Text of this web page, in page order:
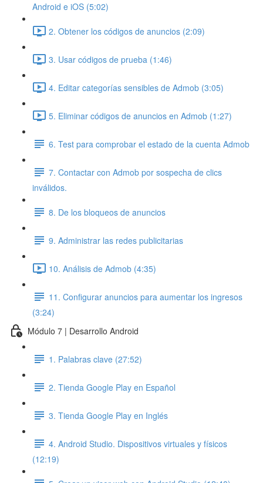
Android e iOS (5:02)
2. Obtener los códigos de anuncios (2:09)
3. Usar códigos de prueba (1:46)
4. Editar categorías sensibles de Admob (3:05)
5. Eliminar códigos de anuncios en Admob (1:27)
6. Test para comprobar el estado de la cuenta Admob
7. Contactar con Admob por sospecha de clics
inválidos.
8. De los bloqueos de anuncios
9. Administrar las redes publicitarias
10. Análisis de Admob (4:35)
11. Configurar anuncios para aumentar los ingresos
(3:24)
Módulo 7 | Desarrollo Android
1. Palabras clave (27:52)
2. Tienda Google Play en Español
3. Tienda Google Play en Inglés
4. Android Studio. Dispositivos virtuales y físicos
(12:19)